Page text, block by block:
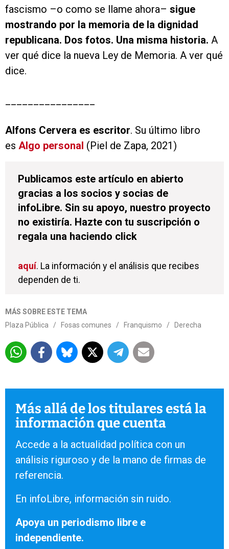
fascismo –o como se llame ahora– sigue
mostrando por la memoria de la dignidad
republicana. Dos fotos. Una misma historia. A
ver qué dice la nueva Ley de Memoria. A ver qué
dice.
Alfons Cervera es escritor. Su último libro
es Algo personal (Piel de Zapa, 2021)
Publicamos este artículo en abierto
gracias a los socios y socias de
infoLibre. Sin su apoyo, nuestro proyecto
no existiría. Hazte con tu suscripción o
regala una haciendo click
aquí. La información y el análisis que recibes
dependen de ti.
MÁS SOBRE ESTE TEMA
Plaza Pública
/ Fosas comunes / Franquismo / Derecha
Más allá de los titulares está la
información que cuenta
Accede a la actualidad política con un
análisis riguroso y de la mano de firmas de
referencia.
En infoLibre, información sin ruido.
Apoya un periodismo libre e
independiente.